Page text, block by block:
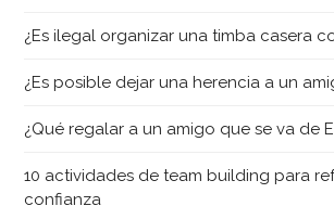
¿Es ilegal organizar una timba casera
¿Es posible dejar una herencia a un
¿Qué regalar a un amigo que se va de
10 actividades de team building para
confianza